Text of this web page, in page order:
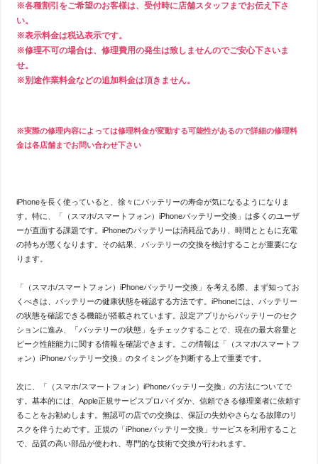
※各種割引をご希望のお客様は、受付時に店舗スタッフまでお伝え下さ
い。
※表示料金は税込表示です。
※修理不可の場合は、修理費用の発生は致しませんのでご安心下さいま
せ。
※別途作業料金などの追加料金は頂きません。
※実際の修理内容によっては修理料金が変動する可能性があるので詳細の修理料
金は各店舗までお問い合わせ下さい
iPhoneを長く使っていると、徐々にバッテリーの寿命が気になるようになりま
す。特に、「（スマホ/スマートフォン）iPhoneバッテリー交換」は多くのユーザ
ーが直面する課題です。iPhoneのバッテリーは消耗品であり、時間とともに充電
の持ちが悪くなります。その結果、バッテリーの交換を検討することが重要にな
ります。
「（スマホ/スマートフォン）iPhoneバッテリー交換」を考える際、まず知ってお
くべきは、バッテリーの健康状態を確認する方法です。iPhoneには、バッテリー
の状態を確認できる機能が搭載されています。設定アプリからバッテリーのセク
ションに進み、「バッテリーの状態」をチェックすることで、現在の最大容量と
ピーク性能能力に関する情報を確認できます。この情報は「（スマホ/スマートフ
ォン）iPhoneバッテリー交換」のタイミングを判断する上で重要です。
次に、「（スマホ/スマートフォン）iPhoneバッテリー交換」の方法についてで
す。基本的には、Apple正規サービスプロバイダか、信頼できる修理業者に依頼す
ることをお勧めします。無認可の店での交換は、保証の失効やさらなる故障のリ
スクを伴うためです。正規の「iPhoneバッテリー交換」サービスを利用すること
で、品質の高い部品が使われ、専門的な技術で交換が行われます。